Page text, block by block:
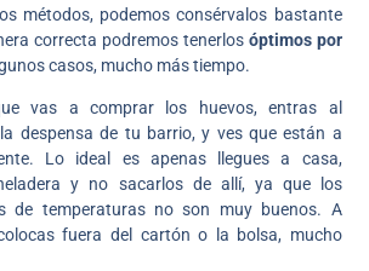
métodos, podemos consérvalos bastante
correcta podremos tenerlos óptimos por
casos, mucho más tiempo.
vas a comprar los huevos, entras al
despensa de tu barrio, y ves que están a
Lo ideal es apenas llegues a casa,
y no sacarlos de allí, ya que los
de temperaturas no son muy buenos. A
fuera del cartón o la bolsa, mucho